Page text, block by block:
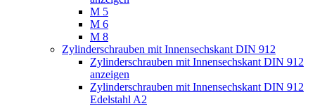
M 5
M 6
M 8
Zylinderschrauben mit Innensechskant DIN 912
Zylinderschrauben mit Innensechskant DIN 912
anzeigen
Zylinderschrauben mit Innensechskant DIN 912
Edelstahl A2